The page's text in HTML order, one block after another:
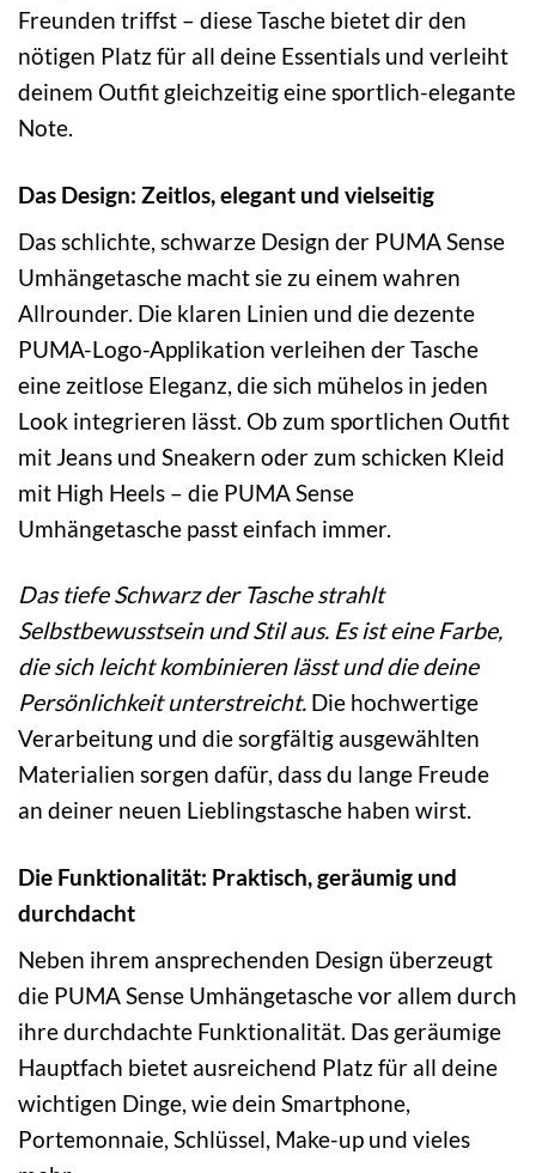
Freunden triffst – diese Tasche bietet dir den
nötigen Platz für all deine Essentials und verleiht
deinem Outfit gleichzeitig eine sportlich-elegante
Note.
Das Design: Zeitlos, elegant und vielseitig
Das schlichte, schwarze Design der PUMA Sense
Umhängetasche macht sie zu einem wahren
Allrounder. Die klaren Linien und die dezente
PUMA-Logo-Applikation verleihen der Tasche
eine zeitlose Eleganz, die sich mühelos in jeden
Look integrieren lässt. Ob zum sportlichen Outfit
mit Jeans und Sneakern oder zum schicken Kleid
mit High Heels – die PUMA Sense
Umhängetasche passt einfach immer.
Das tiefe Schwarz der Tasche strahlt
Selbstbewusstsein und Stil aus. Es ist eine Farbe,
die sich leicht kombinieren lässt und die deine
Persönlichkeit unterstreicht. Die hochwertige
Verarbeitung und die sorgfältig ausgewählten
Materialien sorgen dafür, dass du lange Freude
an deiner neuen Lieblingstasche haben wirst.
Die Funktionalität: Praktisch, geräumig und
durchdacht
Neben ihrem ansprechenden Design überzeugt
die PUMA Sense Umhängetasche vor allem durch
ihre durchdachte Funktionalität. Das geräumige
Hauptfach bietet ausreichend Platz für all deine
wichtigen Dinge, wie dein Smartphone,
Portemonnaie, Schlüssel, Make-up und vieles